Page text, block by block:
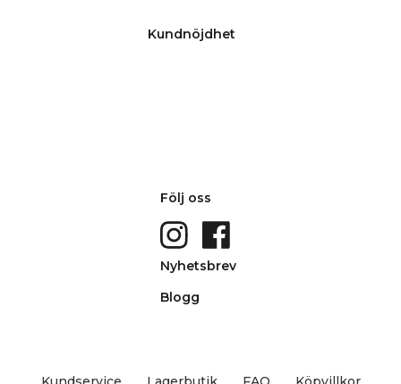
Kundnöjdhet
Följ oss
Nyhetsbrev
Blogg